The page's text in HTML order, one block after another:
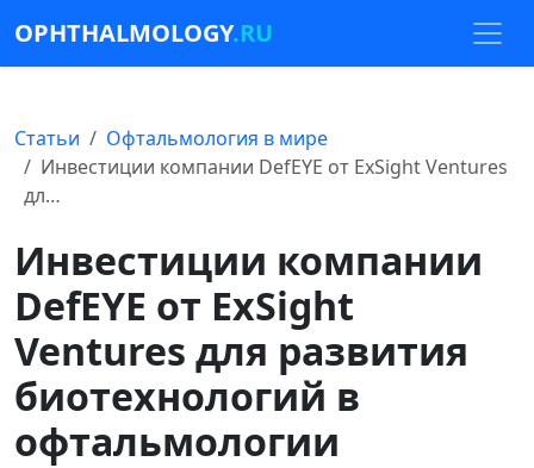
OPHTHALMOLOGY.RU
Статьи
Офтальмология в мире
Инвестиции компании DefEYE от ExSight Ventures
дл…
Инвестиции компании
DefEYE от ExSight
Ventures для развития
биотехнологий в
офтальмологии